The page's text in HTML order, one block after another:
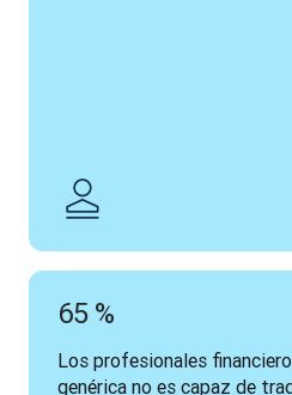
65 %
Los profesionales
genérica no es capaz de